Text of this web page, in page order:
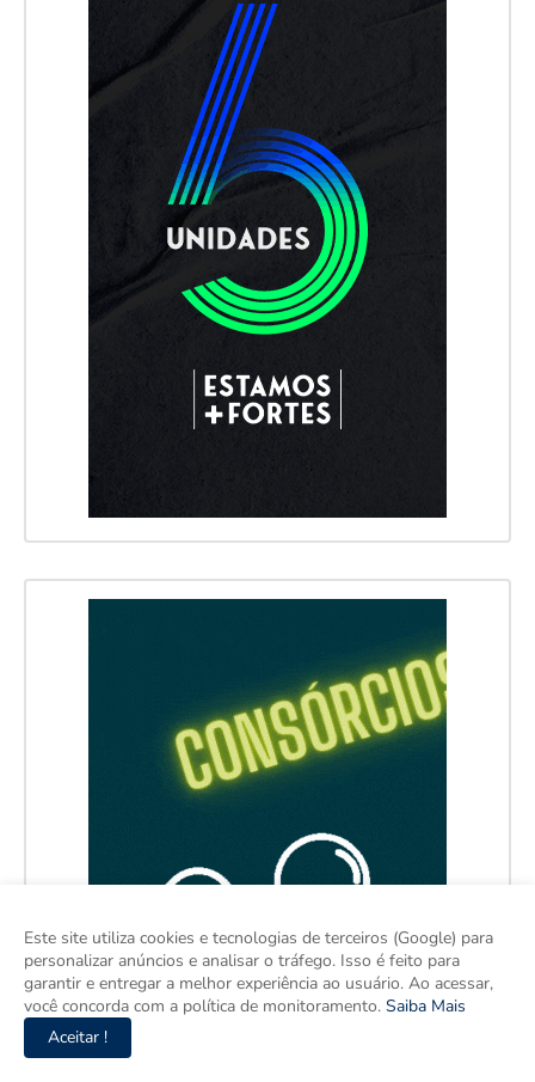
Este site utiliza cookies e tecnologias de terceiros (Google) para
personalizar anúncios e analisar o tráfego. Isso é feito para
garantir e entregar a melhor experiência ao usuário. Ao acessar,
você concorda com a política de monitoramento. Saiba Mais
Aceitar !